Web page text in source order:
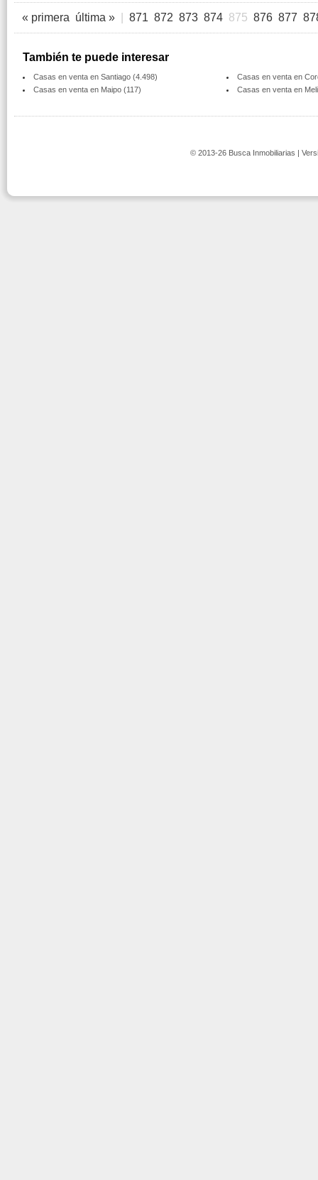
« primera última » 871 872 873 874 875 876 877
También te puede interesar
Casas en venta en Santiago (4.498)
Casas en venta en
Casas en venta en Maipo (117)
Casas en venta en
© 2013-26 Busca Inmobiliarias |